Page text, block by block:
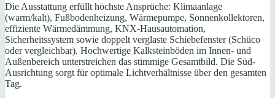
Die Ausstattung erfüllt höchste Ansprüche: Klimaanlage
(warm/kalt), Fußbodenheizung, Wärmepumpe, Sonnenkollektoren,
effiziente Wärmedämmung, KNX-Hausautomation,
Sicherheitssystem sowie doppelt verglaste Schiebefenster (Schüco
oder vergleichbar). Hochwertige Kalksteinböden im Innen- und
Außenbereich unterstreichen das stimmige Gesamtbild. Die Süd-
Ausrichtung sorgt für optimale Lichtverhältnisse über den gesamten
Tag.